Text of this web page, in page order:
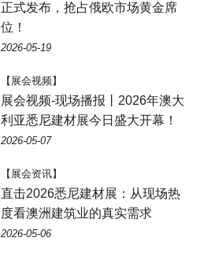
正式发布，抢占俄欧市场黄金席
位！
2026-05-19
【展会视频】
展会视频-现场播报丨2026年澳大
利亚悉尼建材展今日盛大开幕！
2026-05-07
【展会资讯】
直击2026悉尼建材展：从现场热
度看澳洲建筑业的真实需求
2026-05-06